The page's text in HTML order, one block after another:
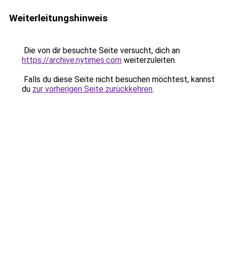
Weiterleitungshinweis
Die von dir besuchte Seite versucht, dich an
https://archive.nytimes.com weiterzuleiten.
Falls du diese Seite nicht besuchen möchtest, kannst
du zur vorherigen Seite zurückkehren.